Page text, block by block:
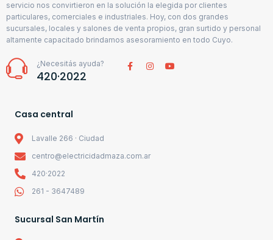
servicio nos convirtieron en la solución la elegida por clientes
particulares, comerciales e industriales. Hoy, con dos grandes
sucursales, locales y salones de venta propios, gran surtido y personal
altamente capacitado brindamos asesoramiento en todo Cuyo.
¿Necesitás ayuda?
420·2022
Casa central
Lavalle 266 · Ciudad
centro@electricidadmaza.com.ar
420·2022
261 - 3647489
Sucursal San Martín